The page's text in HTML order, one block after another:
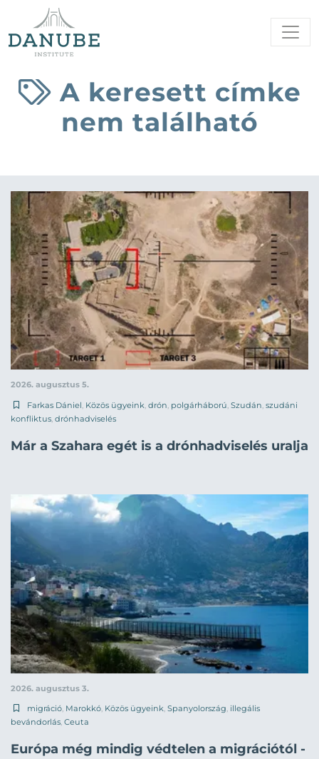
A keresett címke
nem található
2026. augusztus 5.
Farkas Dániel Közös ügyeink drón polgárháború Szudán szudáni
konfliktus drónhadviselés
Már a Szahara egét is a drónhadviselés uralja
2026. augusztus 3.
migráció Marokkó Közös ügyeink Spanyolország illegális
bevándorlás Ceuta
Európa még mindig védtelen a migrációtól -